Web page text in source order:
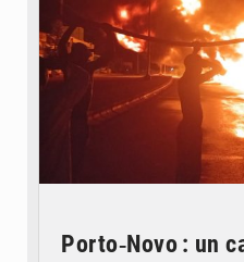
Porto‑Novo : un